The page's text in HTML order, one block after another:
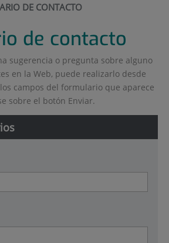
DE CONTACTO
de contacto
sugerencia o pregunta sobre alguno
en la Web, puede realizarlo desde
campos del formulario que aparece
sobre el botón Enviar.